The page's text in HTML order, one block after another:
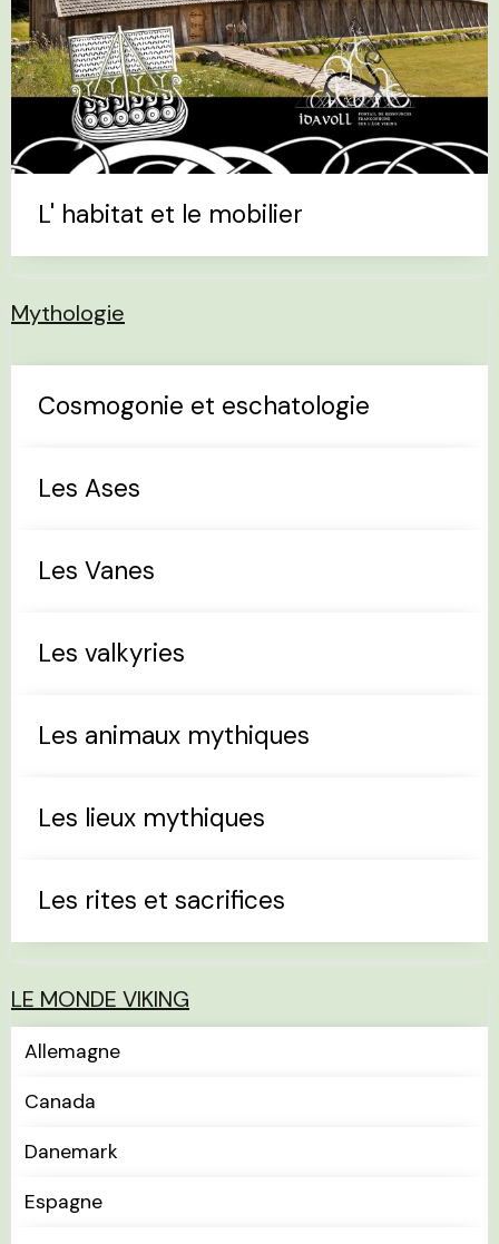
L' habitat et le mobilier
Mythologie
Cosmogonie et eschatologie
Les Ases
Les Vanes
Les valkyries
Les animaux mythiques
Les lieux mythiques
Les rites et sacrifices
LE MONDE VIKING
Allemagne
Canada
Danemark
Espagne